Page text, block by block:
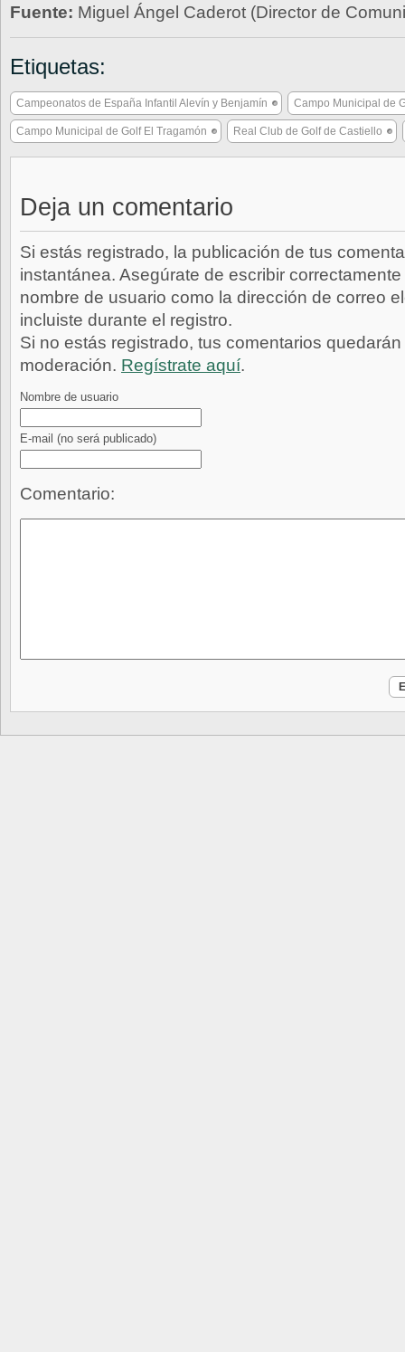
Fuente: Miguel Ángel Caderot (Director de
Etiquetas:
Campeonatos de España Infantil Alevín y Benjamín Campo Municipal de
Campo Municipal de Golf El Tragamón Real Club de Golf de Castiello
Deja un comentario
Si estás registrado, la publicación de tus
instantánea. Asegúrate de escribir
nombre de usuario como la dirección de correo
incluiste durante el registro.
Si no estás registrado, tus comentarios
moderación. Regístrate aquí.
Nombre de usuario
E-mail (no será publicado)
Comentario: